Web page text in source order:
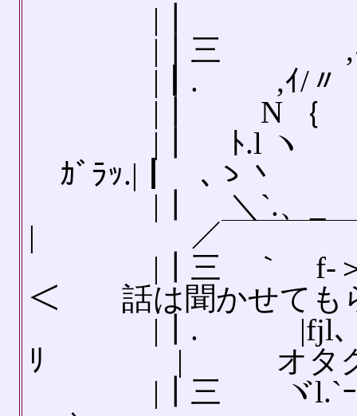
|┃
|┃三 ,ｨ, (fー
|┃. ,ｲ/
|┃ N
|┃ ﾄ
ｶﾞﾗｯ.|┃ ､
|┃ ＼`.、_ _,.
| ／￣￣￣￣￣
|┃三 ｀ゞf‐＞
＜ 話は聞かせても
|┃. |fjl、 ｀￣
ﾘ | オタクは
|┃三 ヾl.`ｰ-